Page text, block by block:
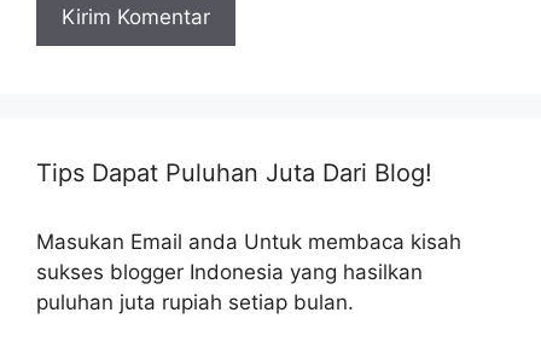
Tips Dapat Puluhan Juta Dari Blog!
Masukan Email anda Untuk membaca kisah
sukses blogger Indonesia yang hasilkan
puluhan juta rupiah setiap bulan.